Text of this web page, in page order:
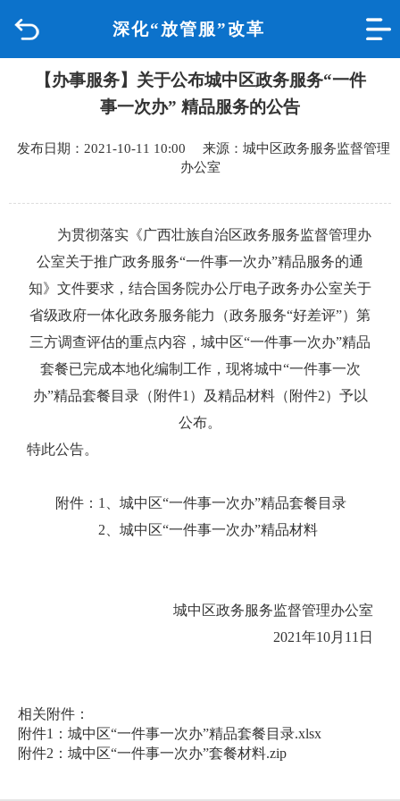
深化“放管服”改革
品质城中
网上办事
互动回应
【办事服务】关于公布城中区政务服务“一件
事一次办” 精品服务的公告
发布日期：2021-10-11 10:00 来源：城中区政务服务监督管理
办公室
为贯彻落实《广西壮族自治区政务服务监督管理办
公室关于推广政务服务“一件事一次办”精品服务的通
知》文件要求，结合国务院办公厅电子政务办公室关于
省级政府一体化政务服务能力（政务服务“好差评”）第
三方调查评估的重点内容，城中区“一件事一次办”精品
套餐已完成本地化编制工作，现将城中“一件事一次
办”精品套餐目录（附件1）及精品材料（附件2）予以
公布。
特此公告。
附件： 1
、城中区“一件事一次办”精品套餐目录
2 、城中区“一件事一次办”精品材料
城中区政务服务监督管理办公室
2021年10月11日
相关附件：
附件1：城中区“一件事一次办”精品套餐目录.xlsx
附件2：城中区“一件事一次办”套餐材料.zip